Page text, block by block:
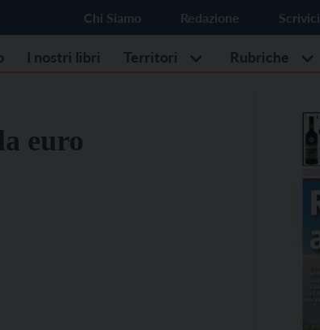
Chi Siamo Redazione Scrivici
I nostri libri Territori Rubriche
euro